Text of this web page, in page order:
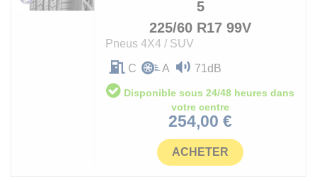
5
225/60 R17 99V
Pneus 4X4 / SUV
C A 71dB
Disponible sous 24/48 heures dans
votre centre
Prix
254,00 €
ACHETER